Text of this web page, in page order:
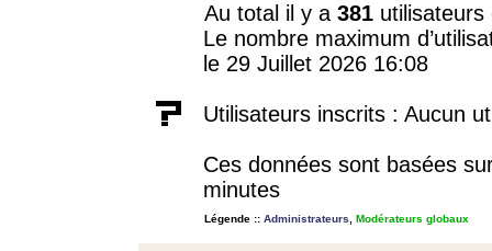
Au total il y a 381
Le nombre maximum
le 29 Juillet 2026 16:08
Utilisateurs inscrits : Aucun
Ces données sont basées
minutes
Légende :: Administrateurs Modérateurs globaux